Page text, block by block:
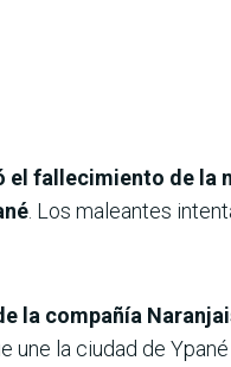
fallecimiento de la
. Los maleantes
la compañía
la ciudad de